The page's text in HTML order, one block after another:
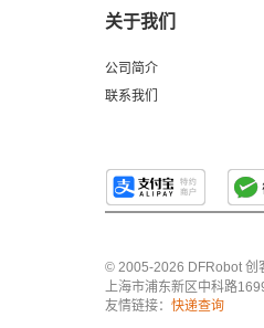
关于我们
公司简介
联系我们
© 2005-2026 DFRobot 创
上海市浦东新区中科路
友情链接： 快递查询